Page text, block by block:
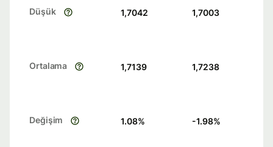
Düşük 1,7042 1,7003
Ortalama 1,7139 1,7238
Değişim 1.08% -1.98%